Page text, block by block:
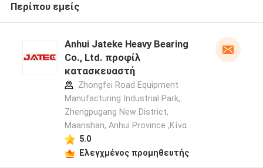
Περίπου εμείς
Anhui Jateke Heavy Bearing
Co., Ltd. προφίλ
κατασκευαστή
Zhongfei Road Equipment
Manufacturing Industrial Park,
Zhengpugang New District,
Maanshan, Anhui Province ,Κίνα
5.0
Ελεγχμένος προμηθευτής